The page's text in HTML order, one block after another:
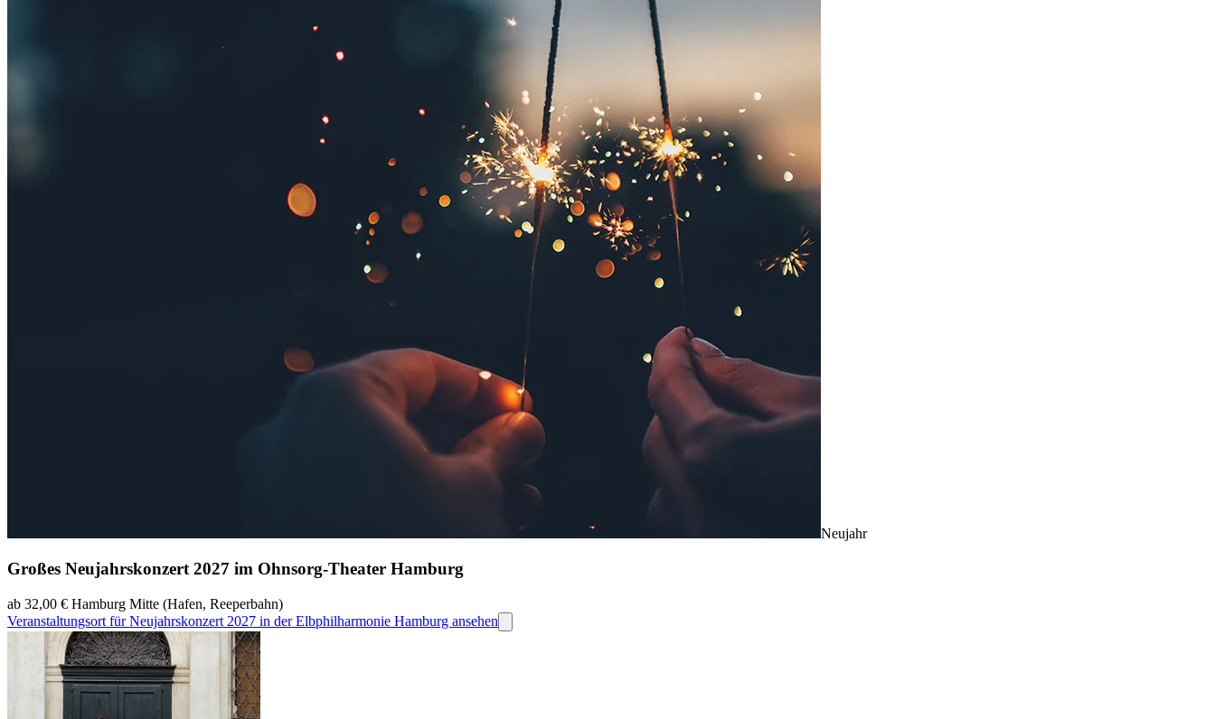
Neujahr
Großes Neujahrskonzert 2027 im Ohnsorg-Theater Hamburg
ab 32,00 € Hamburg Mitte (Hafen, Reeperbahn)
Veranstaltungsort für Neujahrskonzert 2027 in der Elbphilharmonie Hamburg ansehen